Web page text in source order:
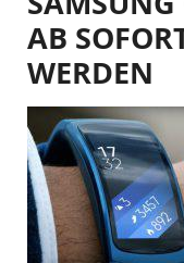
AB
WERDEN